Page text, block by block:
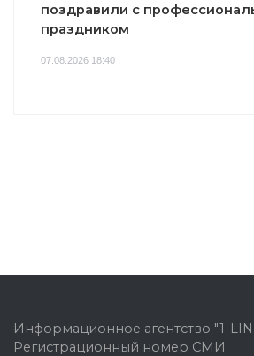
поздравили с
праздником
07.08.2026 18:40
Информационное агентство "1-
Регистрационный номер СМИ